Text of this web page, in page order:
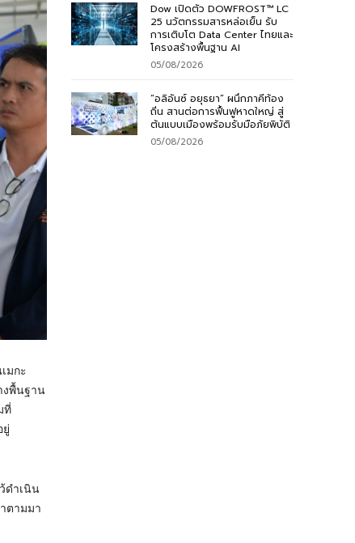
มกะ
งพื้นฐาน
ที่
ยู่
ดำเนิน
ตามมา
Dow เปิดตัว DOWFROST™ LC
25 นวัตกรรมสารหล่อเย็น รับ
การเติบโต Data Center ไทยและ
โครงสร้างพื้นฐาน AI
05/08/2026
“อลิอันซ์ อยุธยา” ผนึกภาคีท้อง
ถิ่น สานต่อการฟื้นฟูหาดใหญ่ สู่
ต้นแบบเมืองพร้อมรับมือภัยพิบัติ
05/08/2026